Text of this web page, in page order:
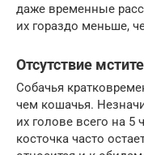
даже временные
их гораздо меньше,
Отсутствие
Собачья
чем кошачья.
их голове всего на 5
косточка часто